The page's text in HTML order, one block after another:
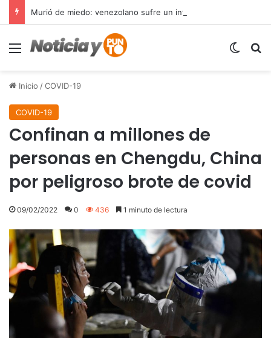
Menú
Inicio /COVID-19
COVID-19
Confinan a millones de
personas en Chengdu, China
por peligroso brote de covid
09/02/2022 0 436 1 minuto de lectura